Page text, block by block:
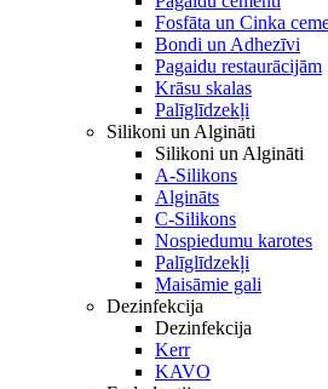
Fosfāta un Cinka
Bondi un Adhezīvi
Pagaidu restaurācijām
Krāsu skalas
Palīglīdzekļi
Silikoni un Algināti
Silikoni un Algināti
A-Silikons
Algināts
C-Silikons
Nospiedumu karotes
Palīglīdzekļi
Maisāmie gali
Dezinfekcija
Dezinfekcija
Kerr
KAVO